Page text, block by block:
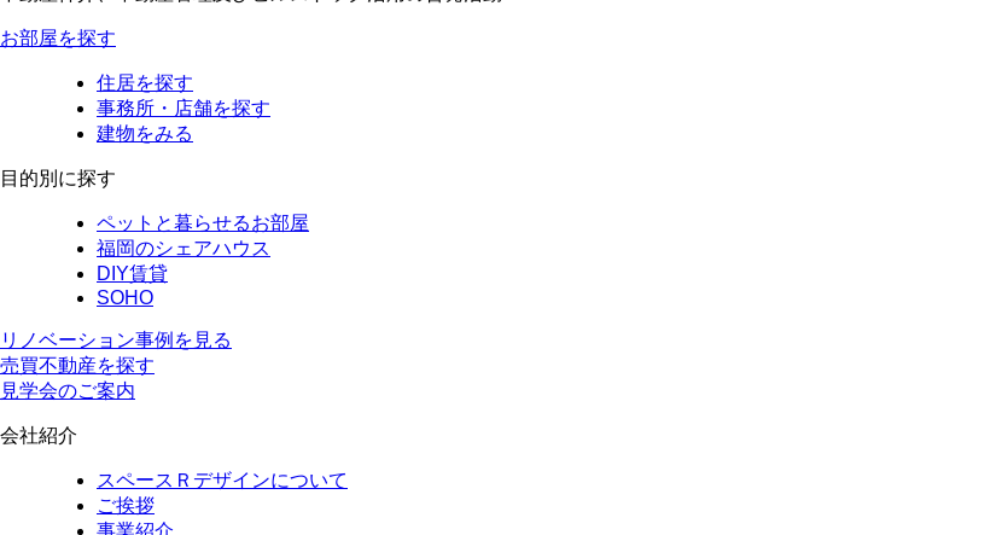
お部屋を探す
住居を探す
事務所・店舗を探す
建物をみる
目的別に探す
ペットと暮らせるお部屋
福岡のシェアハウス
DIY賃貸
SOHO
リノベーション事例を見る
売買不動産を探す
見学会のご案内
会社紹介
スペースＲデザインについて
ご挨拶